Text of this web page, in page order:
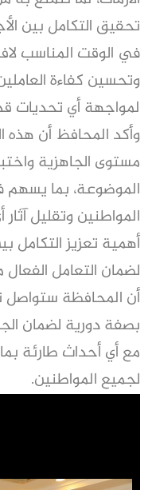
تحقيق التكامل بين
في الوقت المناسب
وتحسين كفاءة
لمواجهة أي تحديات
وأكد المحافظ أن هذه
مستوى الجاهزية
الموضوعة، بما
المواطنين وتقليل
أهمية تعزيز التكامل
لضمان التعامل الفعال
أن المحافظة ستواصل
بصفة دورية لضمان
مع أي أحداث طارئة
لجميع المواطنين.